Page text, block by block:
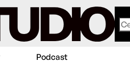
Podcast